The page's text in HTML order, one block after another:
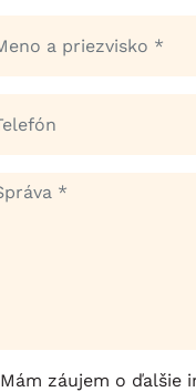
Mám záujem o ďalšie